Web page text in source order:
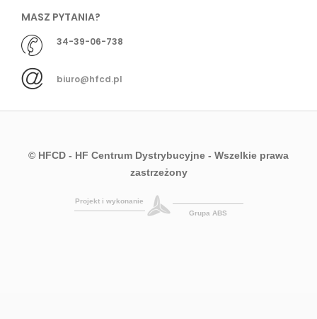
MASZ PYTANIA?
34-39-06-738
biuro@hfcd.pl
© HFCD - HF Centrum Dystrybucyjne - Wszelkie prawa
zastrzeżony
Projekt i wykonanie
Grupa ABS